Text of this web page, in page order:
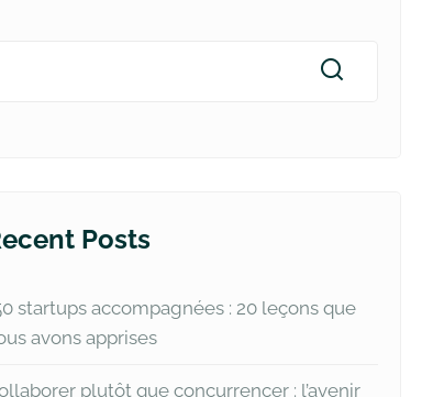
Posts
startups accompagnées : 20 leçons que
avons apprises
plutôt que concurrencer : l’avenir